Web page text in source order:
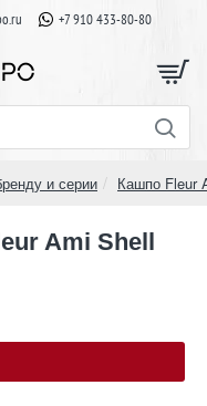
+7 910 433-80-80
и серии Кашпо Fleur
Ami Shell